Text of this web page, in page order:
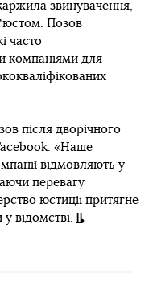
звинувачення,
Позов
часто
компаніями для
після дворічного
«Наше
відмовляють у
перевагу
юстиції притягне
відомстві.